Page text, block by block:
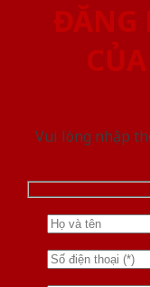
ĐĂNG
Vui lòng nhập